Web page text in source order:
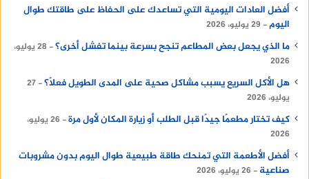
أفضل العادات اليومية التي تساعدك على الحفاظ على طاقتك طوال
اليوم
29 يوليو، 2026
ما الذي يجعل بعض المطاعم تنجح بسرعة بينما تفشل أخرى؟
28 يوليو،
2026
هل الأكل السريع يسبب مشاكل صحية على المدى الطويل فعلًا؟ 27
يوليو، 2026
كيف تختار مطعمًا جيدًا قبل الطلب أو زيارة المكان لأول مرة
26 يوليو،
2026
أفضل الأطعمة التي تمنحك طاقة طبيعية طوال اليوم بدون مشروبات
صناعية
26 يوليو، 2026